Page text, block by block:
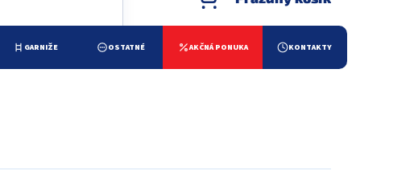
NÁKUPNÝ KOŠÍK
GARNIŽE OSTATNÉ AKČNÁ PONUKA KONTAKTY